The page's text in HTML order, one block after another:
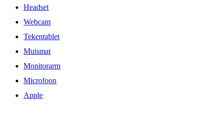
Headset
Webcam
Tekentablet
Muismat
Monitorarm
Microfoon
Apple